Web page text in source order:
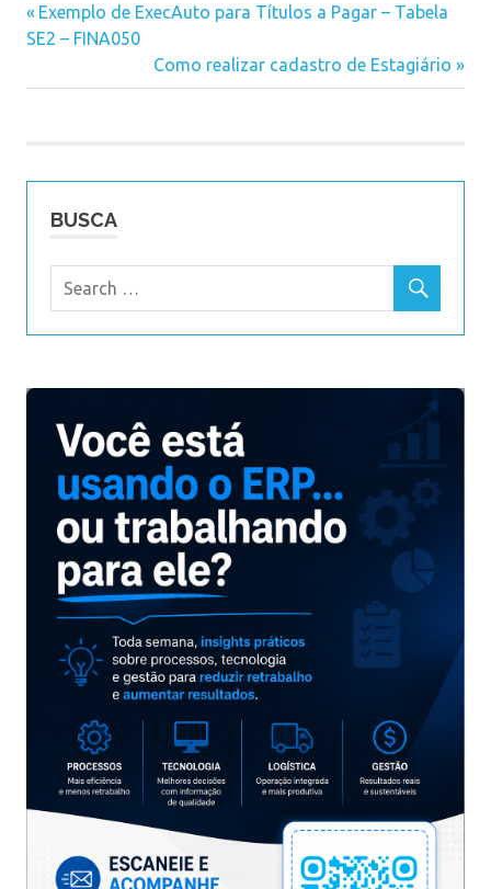
Navegação
Previous
Post:
Exemplo de ExecAuto para Títulos a Pagar – Tabela
SE2 – FINA050
Next
Post:
Como realizar cadastro de Estagiário
BUSCA